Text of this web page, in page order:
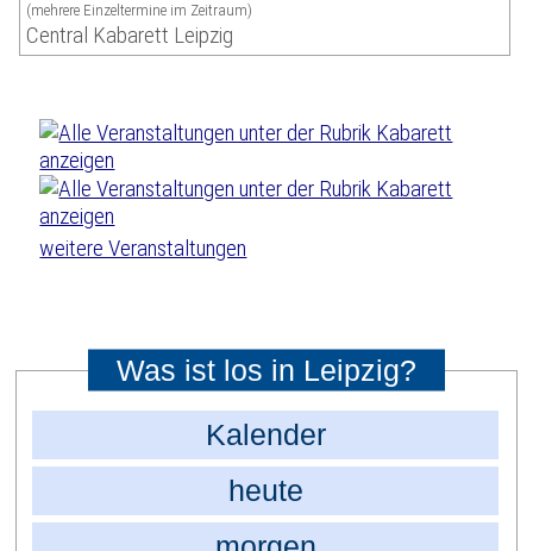
(mehrere Einzeltermine im Zeitraum)
Central Kabarett Leipzig
weitere Veranstaltungen
Was ist los in Leipzig?
Kalender
heute